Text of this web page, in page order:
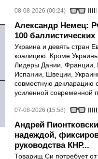
08-08-2026 (00:24)
Александр Немец:
100 баллистических
Украина и девять стран
коалицию. Кроме
Лидеры Дании, Франции,
Испании, Швеции,
совместную декларацию
усиленной современной
07-08-2026 (15:58)
Андрей
надеждой,
руководства КНР...
Товарищ Си потребует